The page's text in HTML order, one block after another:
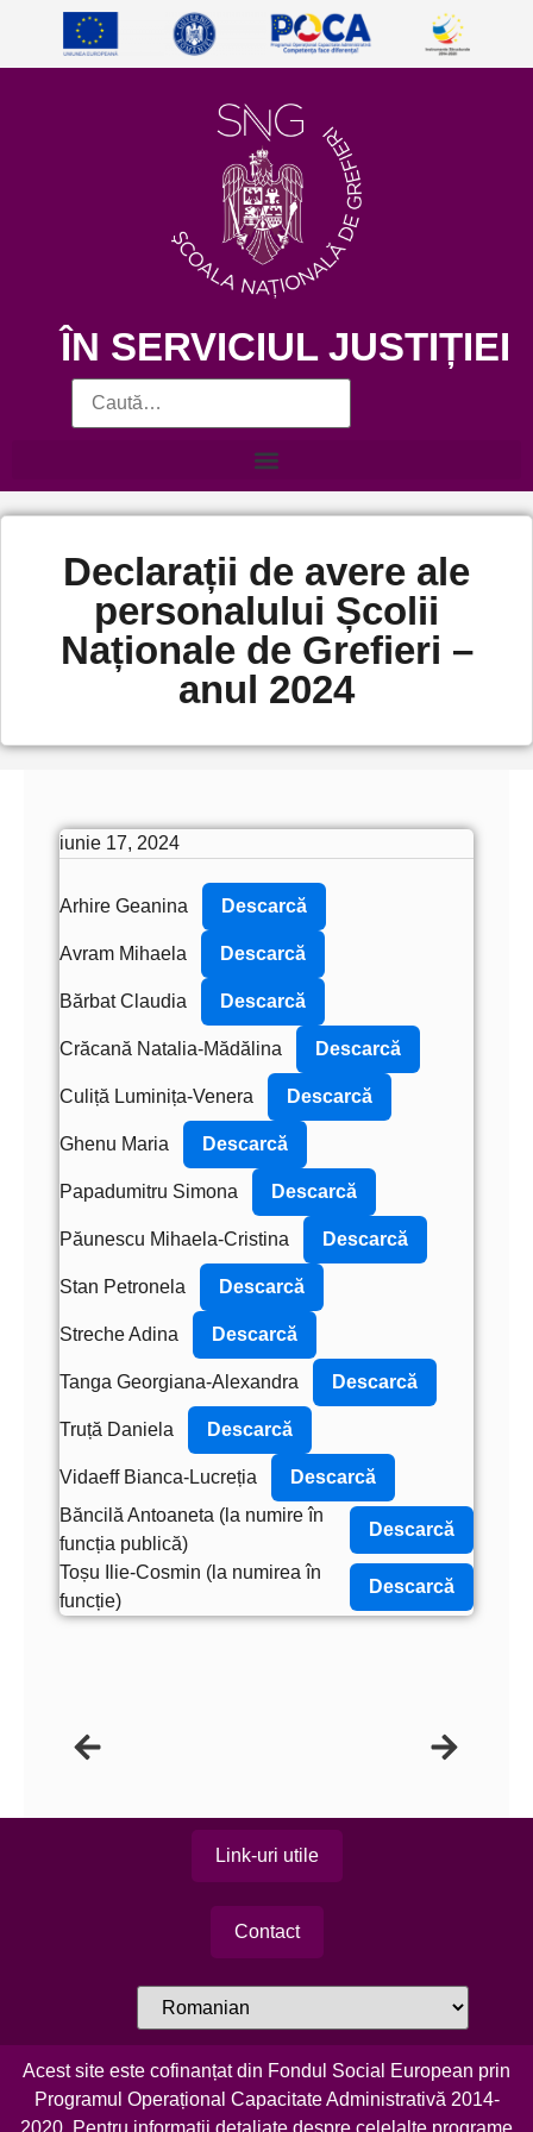
ÎN SERVICIUL JUSTIȚIEI
Declarații de avere ale
personalului Școlii
Naționale de Grefieri –
anul 2024
iunie 17, 2024
Arhire Geanina Descarcă
Avram Mihaela Descarcă
Bărbat Claudia Descarcă
Crăcană Natalia-Mădălina Descarcă
Culiță Luminița-Venera Descarcă
Ghenu Maria Descarcă
Papadumitru Simona Descarcă
Păunescu Mihaela-Cristina Descarcă
Stan Petronela Descarcă
Streche Adina Descarcă
Tanga Georgiana-Alexandra Descarcă
Truță Daniela Descarcă
Vidaeff Bianca-Lucreția
Descarcă
Băncilă Antoaneta (la numire în
funcția publică)
Descarcă
Toșu Ilie-Cosmin (la numirea în
funcție)
Descarcă
Link-uri utile
Contact
Acest site este cofinanțat din Fondul Social European prin
Programul Operațional Capacitate Administrativă 2014-